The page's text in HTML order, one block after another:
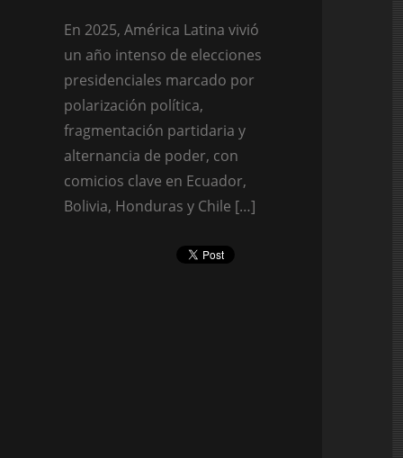
En 2025, América Latina vivió
un año intenso de elecciones
presidenciales marcado por
polarización política,
fragmentación partidaria y
alternancia de poder, con
comicios clave en Ecuador,
Bolivia, Honduras y Chile […]